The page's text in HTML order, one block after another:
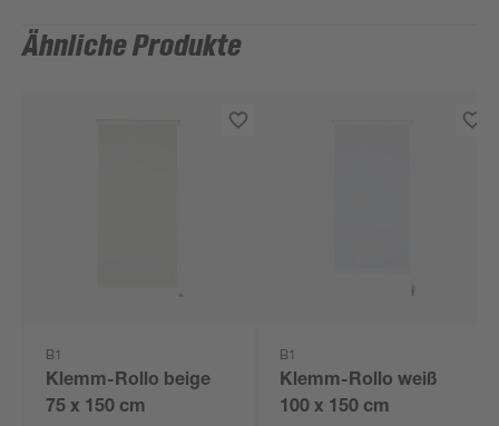
Ähnliche Produkte
B1
Klemm-Rollo beige
75 x 150 cm
B1
Klemm-Rollo weiß
100 x 150 cm